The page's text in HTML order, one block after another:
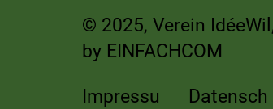
© 2025, Verein
by EINFACHCOM
Impressu
Datensch